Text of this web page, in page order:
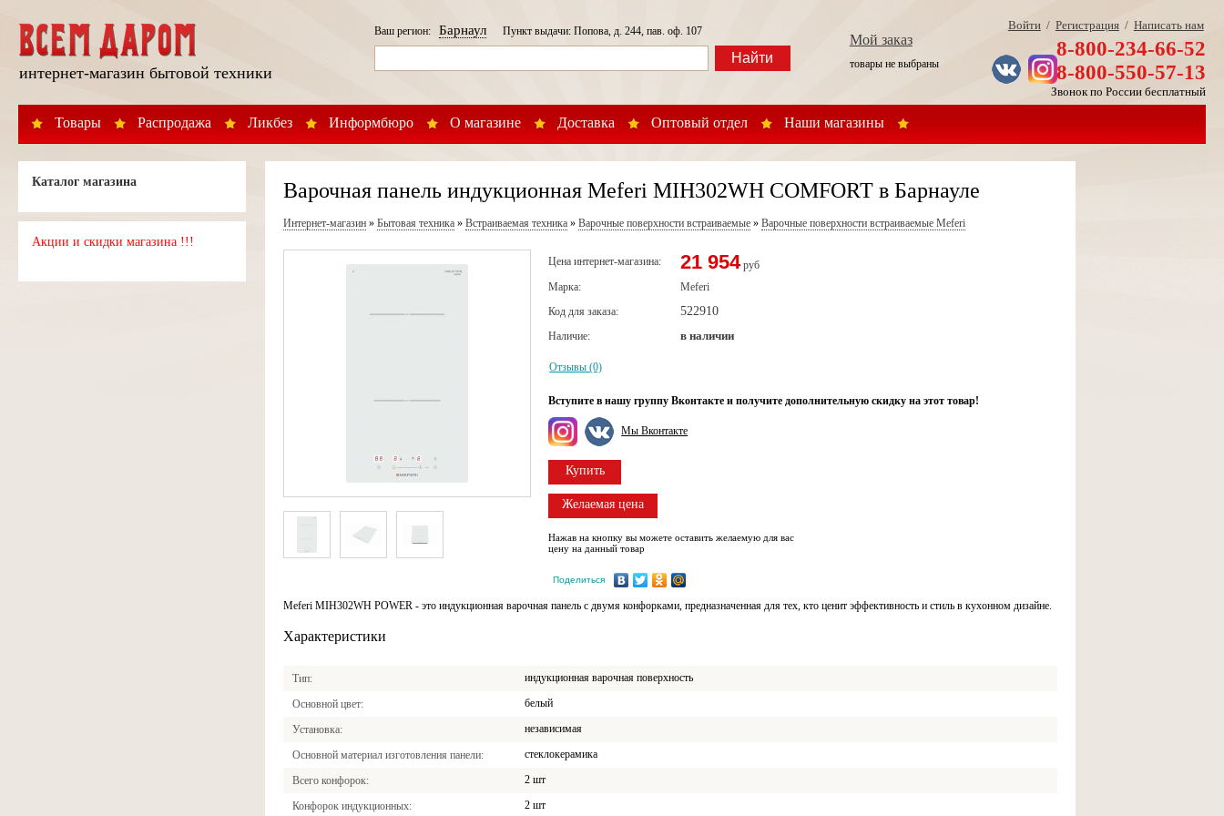
интернет-магазин бытовой техники
Товары Распродажа Ликбез Информбюро О магазине Доставка Оптовый отдел Наши магазины
Ваш регион:Барнаул Пункт выдачи: Попова, д. 244, пав. оф. 107
Найти
Мой заказ
товары не выбраны
Войти/ Регистрация/ Написать нам
8-800-234-66-52
8-800-550-57-13
Звонок по России бесплатный
Каталог магазина
Акции и скидки магазина !!!
Варочная панель индукционная Meferi MIH302WH COMFORT в Барнауле
Интернет-магазин »Бытовая техника »Встраиваемая техника »Варочные поверхности встраиваемые »Варочные поверхности встраиваемые Meferi
Цена интернет-магазина: 21 954 руб
Марка:
Meferi
Код для заказа:
522910
Наличие: в наличии
Отзывы (0)
Вступите в нашу группу Вконтакте и получите дополнительную скидку на этот товар!
Мы Вконтакте
Купить
Желаемая цена
Нажав на кнопку вы можете оставить желаемую для вас
цену на данный товар
Поделиться
Meferi MIH302WH POWER - это индукционная варочная панель с двумя конфорками, предназначенная для тех, кто ценит эффективность и стиль в кухонном дизайне.
Характеристики
Тип индукционная варочная поверхность
Основной цвет белый
Установка независимая
Основной материал изготовления панели стеклокерамика
Всего конфорок 2 шт
Конфорок индукционных 2 шт